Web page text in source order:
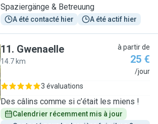
Spaziergänge & Betreuung
A été contacté hier A été actif hier
11. Gwenaelle
14.7 km
à partir de
25 €
/jour
3 évaluations
Des câlins comme si c’était les miens !
Calendrier récemment mis à jour